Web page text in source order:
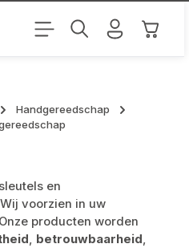
Handgereedschap
en
voorzien in uw
producten worden
, betrouwbaarheid,